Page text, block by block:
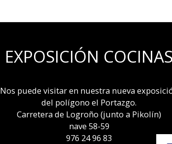
EXPOSICIÓN COCINAS
Nos puede visitar en nuestra nueva
del polígono el Portazgo.
Carretera de Logroño (junto a Pikolín)
nave 58-59
976 24 96 83